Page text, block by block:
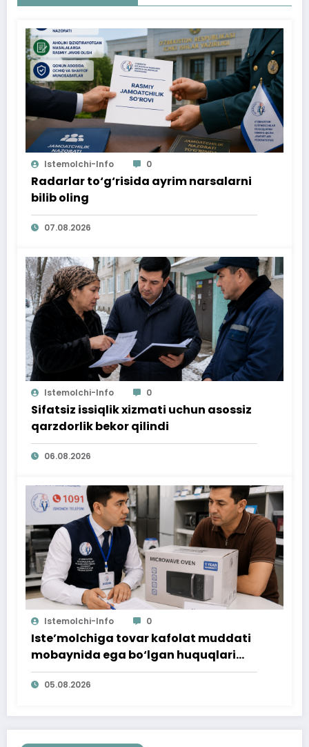
Istemolchi-Info 0
Radarlar to‘g‘risida ayrim narsalarni
bilib oling
07.08.2026
Istemolchi-Info 0
Sifatsiz issiqlik xizmati uchun asossiz
qarzdorlik bekor qilindi
06.08.2026
Istemolchi-Info 0
Iste’molchiga tovar kafolat muddati
mobaynida ega bo‘lgan huquqlari
ta’minlab berildi
05.08.2026